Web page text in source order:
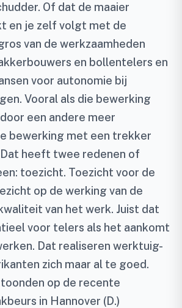
Of dat de maaier
en je zelf volgt met de
van de werkzaamheden
en bollentelers en
voor autonomie bij
Vooral als die bewerking
een andere meer
bewerking met een trekker
heeft twee redenen of
toezicht. Toezicht voor de
op de werking van de
van het werk. Juist dat
voor telers als het aankomt
Dat realiseren werktuig-
zich maar al te goed.
toonden op de recente
in Hannover (D.)